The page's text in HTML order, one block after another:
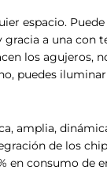
espacio.
gracia a una con
los agujeros,
puedes
amplia,
de los
en consumo de